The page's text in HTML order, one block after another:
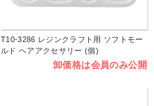
T10-3286 レジンクラフト用 ソフトモー
ルド ヘアアクセサリー (個)
卸価格は会員のみ公開